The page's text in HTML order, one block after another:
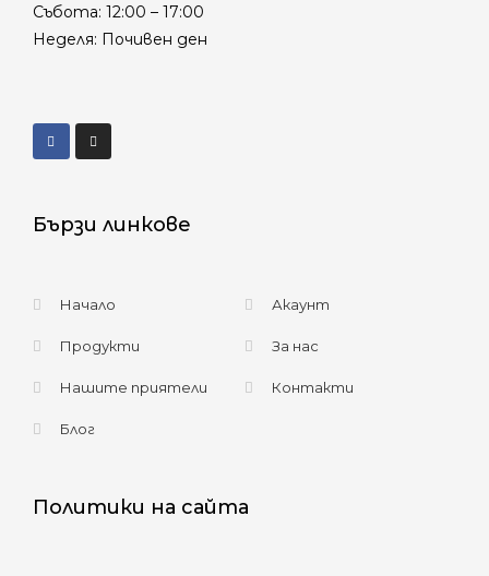
Събота: 12:00 – 17:00
Неделя: Почивен ден
Бързи линкове
Начало
Продукти
Нашите приятели
Блог
Акаунт
За нас
Контакти
Политики на сайта